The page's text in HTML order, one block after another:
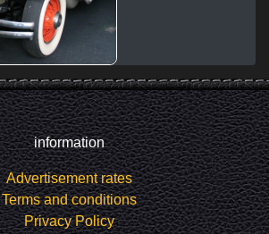
information
Advertisement rates
Terms and conditions
Privacy Policy